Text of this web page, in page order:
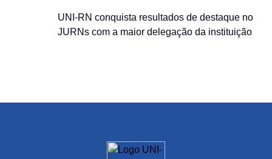
UNI-RN conquista resultados de destaque no
JURNs com a maior delegação da instituição